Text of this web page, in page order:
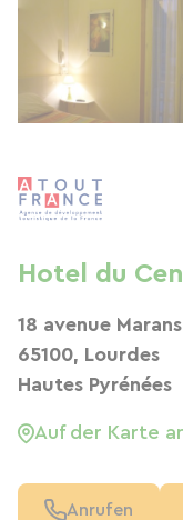
Hotel du
18 avenue
65100, Lourdes
Hautes Pyrénées
Auf der Karte
Anrufen